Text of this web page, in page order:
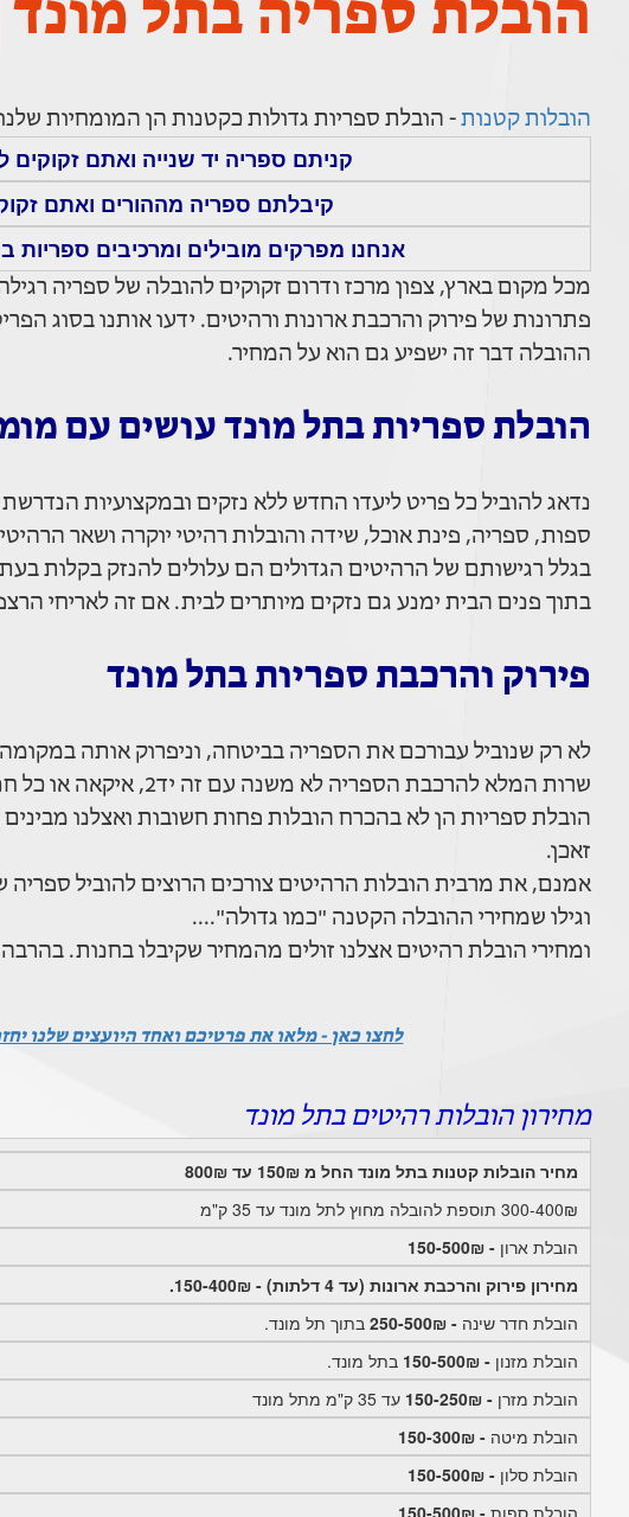
הובלת ספריה בתל מונד
הובלות קטנות- הובלת ספריות גדולות כקטנות הן המומחיות
קניתם ספריה יד שנייה ואתם זקוקים
קיבלתם ספריה מההורים ואתם
אנחנו מפרקים מובילים ומרכיבים ספריות
מכל מקום בארץ, צפון מרכז ודרום זקוקים להובלה של ספריה
פתרונות של פירוק והרכבת ארונות ורהיטים. ידעו אותנו בסוג
ההובלה דבר זה ישפיע גם הוא על המחיר.
הובלת ספריות בתל מונד עושים עם
נדאג להוביל כל פריט ליעדו החדש ללא נזקים ובמקצועיות
ספות, ספריה, פינת אוכל, שידה והובלות רהיטי יוקרה ושאר
בגלל רגישותם של הרהיטים הגדולים הם עלולים להנזק בקלות
בתוך פנים הבית ימנע גם נזקים מיותרים לבית. אם זה לאריחי
פירוק והרכבת ספריות בתל מונד
לא רק שנוביל עבורכם את הספריה בביטחה, וניפרוק אותה
שרות המלא להרכבת הספריה לא משנה עם זה יד2, איקאה או כל חנות רהיטים ונגריה.
הובלת ספריות הן לא בהכרח הובלות פחות חשובות ואצלנו
זאכן.
אמנם, את מרבית הובלות הרהיטים צורכים הרוצים להוביל ספריה שקנו ביד 2 או בחנוית ורשתות
וגילו שמחירי ההובלה הקטנה "כמו גדולה"....
ומחירי הובלת רהיטים אצלנו זולים מהמחיר שקיבלו בחנות.
לחצו כאן - מלאו את פרטיכם ואחד היועצים שלנו
מחירון הובלות רהיטים בתל מונד
מחיר הובלות קטנות בתל מונד החל מ 150₪ עד 800₪
300-400₪ תוספת להובלה מחוץ לתל מונד עד 35 ק"מ
הובלת ארון - 150-500₪
מחירון פירוק והרכבת ארונות (עד 4 דלתות) - 150-400₪.
הובלת חדר שינה - 250-500₪
בתוך תל מונד.
הובלת מזנון - 150-500₪
בתל מונד.
הובלת מזרן - 150-250₪
עד 35 ק"מ מתל מונד
הובלת מיטה - 150-300₪
הובלת סלון - 150-500₪